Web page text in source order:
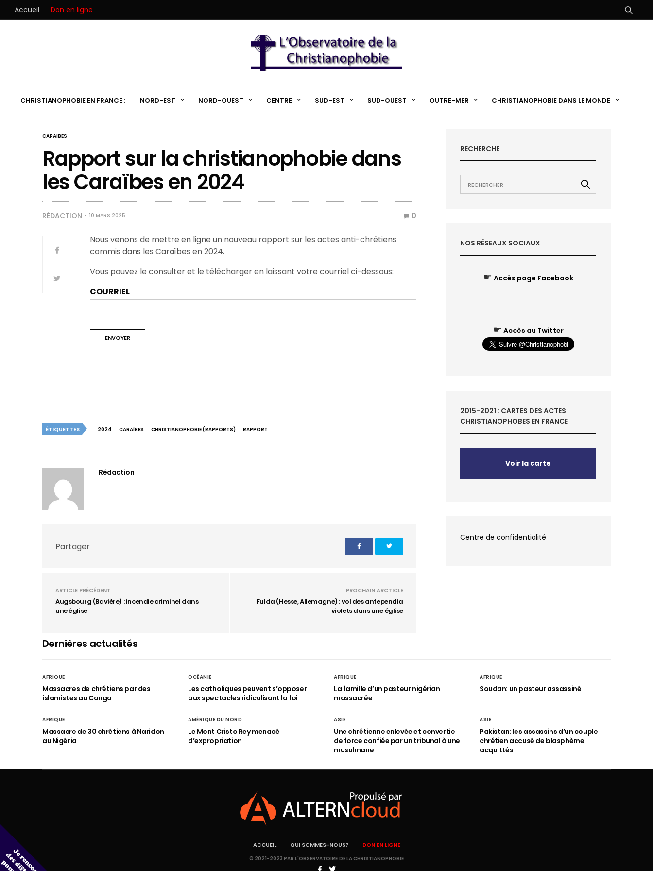
Accueil Don en ligne
CHRISTIANOPHOBIE EN FRANCE : NORD-EST NORD-OUEST CENTRE SUD-EST SUD-OUEST OUTRE-MER CHRISTIANOPHOBIE DANS LE MONDE
CARAIBES
Rapport sur la christianophobie dans
les Caraïbes en 2024
RÉDACTION 10 MARS 2025 0
Nous venons de mettre en ligne un nouveau rapport sur les actes anti-chrétiens
commis dans les Caraïbes en 2024.
Vous pouvez le consulter et le télécharger en laissant votre courriel ci-dessous:
COURRIEL
ÉTIQUETTES 2024 CARAÏBES CHRISTIANOPHOBIE (RAPPORTS) RAPPORT
Rédaction
Partager
ARTICLE PRÉCÉDENT
Augsbourg (Bavière) : incendie criminel dans
une église
PROCHAIN ARCTICLE
Fulda (Hesse, Allemagne) : vol des antependia
violets dans une église
RECHERCHE
NOS RÉSEAUX SOCIAUX
☛ Accès page Facebook
☛ Accès au Twitter
2015-2021 : CARTES DES ACTES
CHRISTIANOPHOBES EN FRANCE
Voir la carte
Centre de confidentialité
Dernières actualités
AFRIQUE
Massacres de chrétiens par des
islamistes au Congo
OCÉANIE
Les catholiques peuvent s’opposer
aux spectacles ridiculisant la foi
AFRIQUE
La famille d’un pasteur nigérian
massacrée
AFRIQUE
Soudan: un pasteur assassiné
AFRIQUE
Massacre de 30 chrétiens à Naridon
au Nigéria
AMÉRIQUE DU NORD
Le Mont Cristo Rey menacé
d’expropriation
ASIE
Une chrétienne enlevée et convertie
de force confiée par un tribunal à une
musulmane
ASIE
Pakistan: les assassins d’un couple
chrétien accusé de blasphème
acquittés
ACCUEIL QUI SOMMES-NOUS? DON EN LIGNE
© 2021-2023 PAR L'OBSERVATOIRE DE LA CHRISTIANOPHOBIE